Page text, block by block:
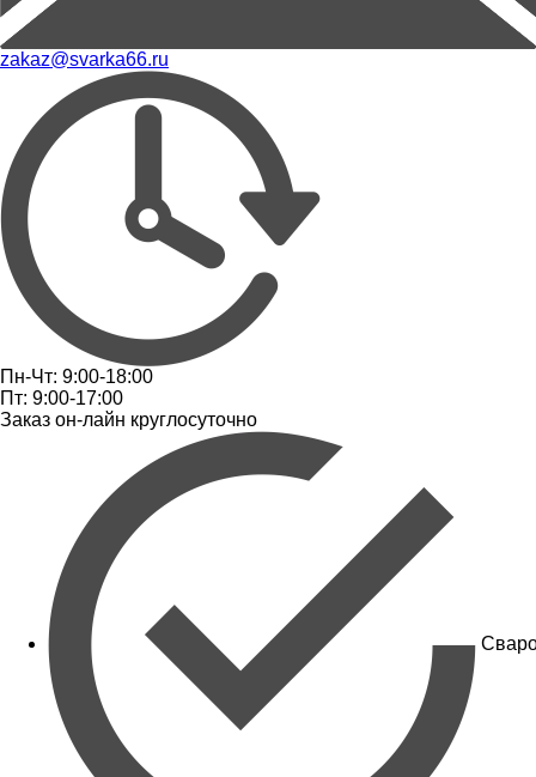
zakaz@svarka66.ru
Пн-Чт: 9:00-18:00
Пт: 9:00-17:00
Заказ он-лайн круглосуточно